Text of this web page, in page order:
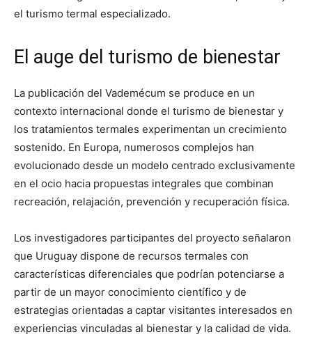
el turismo termal especializado.
El auge del turismo de bienestar
La publicación del Vademécum se produce en un
contexto internacional donde el turismo de bienestar y
los tratamientos termales experimentan un crecimiento
sostenido. En Europa, numerosos complejos han
evolucionado desde un modelo centrado exclusivamente
en el ocio hacia propuestas integrales que combinan
recreación, relajación, prevención y recuperación física.
Los investigadores participantes del proyecto señalaron
que Uruguay dispone de recursos termales con
características diferenciales que podrían potenciarse a
partir de un mayor conocimiento científico y de
estrategias orientadas a captar visitantes interesados en
experiencias vinculadas al bienestar y la calidad de vida.